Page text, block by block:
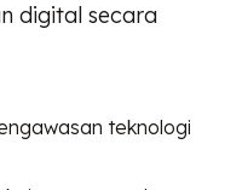
digital secara
teknologi